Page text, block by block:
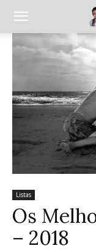
Listas
Os
– 2018